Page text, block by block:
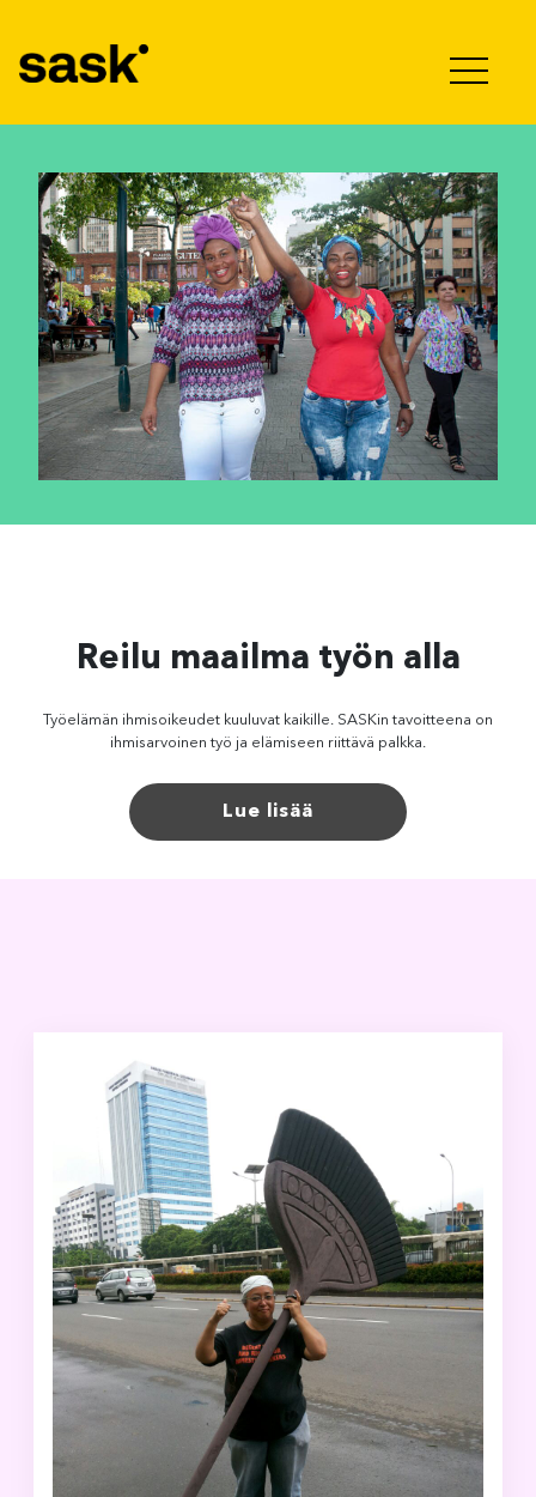
Reilu maailma työn alla
Työelämän ihmisoikeudet kuuluvat kaikille. SASKin tavoitteena on
ihmisarvoinen työ ja elämiseen riittävä palkka.
Lue lisää